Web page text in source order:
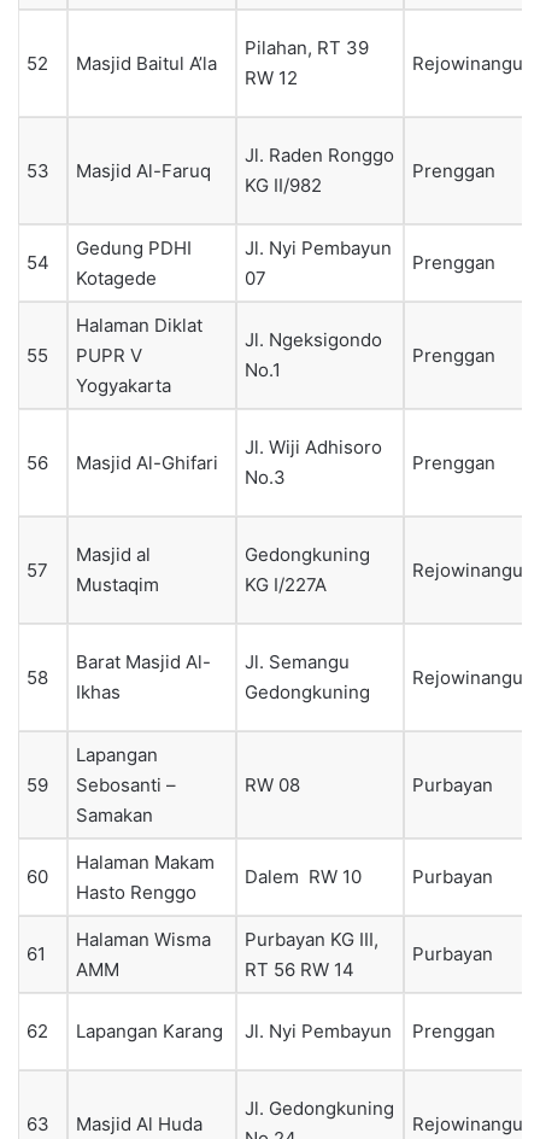
52 Masjid Baitul A’la
Pilahan, RT 39
RW 12
Rejowinangun
53 Masjid Al-Faruq
Jl. Raden Ronggo
KG II/982
Prenggan
54
Gedung PDHI
Kotagede
Jl. Nyi Pembayun
07
Prenggan
55
Halaman Diklat
PUPR V
Yogyakarta
Jl. Ngeksigondo
No.1
Prenggan
56 Masjid Al-Ghifari
Jl. Wiji Adhisoro
No.3
Prenggan
57
Masjid al
Mustaqim
Gedongkuning
KG I/227A
Rejowinangun
58
Barat Masjid Al-
Ikhas
Jl. Semangu
Gedongkuning
Rejowinangun
59
Lapangan
Sebosanti –
Samakan
RW 08 Purbayan
60
Halaman Makam
Hasto Renggo
Dalem RW 10 Purbayan
61
Halaman Wisma
AMM
Purbayan KG III,
RT 56 RW 14
Purbayan
62 Lapangan Karang Jl. Nyi Pembayun Prenggan
63 Masjid Al Huda
Jl. Gedongkuning
Rejowinangun